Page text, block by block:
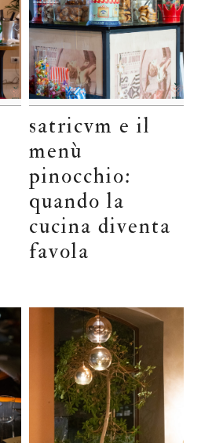
satricvm e il
menù
pinocchio:
quando la
cucina diventa
favola